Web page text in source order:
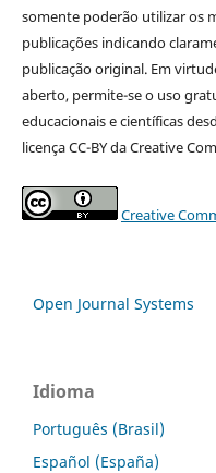
somente poderão utilizar os
publicações indicando
publicação original. Em
aberto, permite-se o uso
educacionais e científicas
licença CC-BY da Creative
Creative
Open Journal Systems
Idioma
Português (Brasil)
Español (España)